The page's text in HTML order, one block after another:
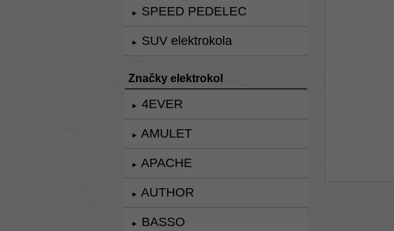
► SPEED PEDELEC
► SUV elektrokola
Značky elektrokol
► 4EVER
► AMULET
► APACHE
► AUTHOR
► BASSO